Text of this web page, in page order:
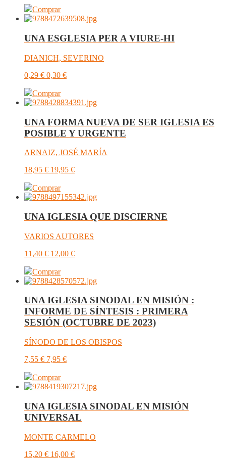
Comprar
UNA ESGLESIA PER A VIURE-HI
DIANICH, SEVERINO
0,29 € 0,30 €
Comprar
UNA FORMA NUEVA DE SER IGLESIA ES
POSIBLE Y URGENTE
ARNAIZ, JOSÉ MARÍA
18,95 € 19,95 €
Comprar
UNA IGLESIA QUE DISCIERNE
VARIOS AUTORES
11,40 € 12,00 €
Comprar
UNA IGLESIA SINODAL EN MISIÓN :
INFORME DE SÍNTESIS : PRIMERA
SESIÓN (OCTUBRE DE 2023)
SÍNODO DE LOS OBISPOS
7,55 € 7,95 €
Comprar
UNA IGLESIA SINODAL EN MISIÓN
UNIVERSAL
MONTE CARMELO
15,20 € 16,00 €